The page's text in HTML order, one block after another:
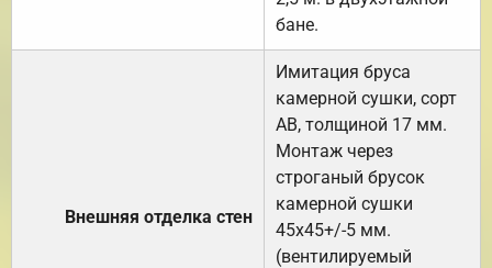
бане.
Внешняя отделка стен
Имитация бруса
камерной сушки, сорт
АВ, толщиной 17 мм.
Монтаж через
строганый брусок
камерной сушки
45х45+/-5 мм.
(вентилируемый